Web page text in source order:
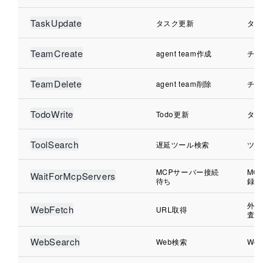
TaskUpdate タスク更新 タス
TeamCreate agent team作成 チー
TeamDelete agent team削除 チー
TodoWrite Todo更新 タス
ToolSearch 遅延ツール検索 ツー
WaitForMcpServers
MCPサーバー接続
待ち
MCP
録
WebFetch URL取得
外部
査
WebSearch Web検索 Web